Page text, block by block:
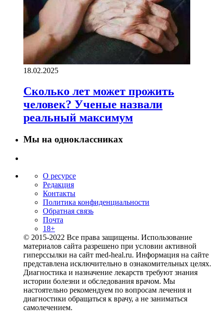
18.02.2025
Сколько лет может прожить
человек? Ученые назвали
реальный максимум
Мы на одноклассниках
О ресурсе
Редакция
Контакты
Политика конфиденциальности
Обратная связь
Почта
18+
© 2015-2022 Все права защищены. Использование
материалов сайта разрешено при условии активной
гиперссылки на сайт med-heal.ru. Информация на сайте
представлена исключительно в ознакомительных целях.
Диагностика и назначение лекарств требуют знания
истории болезни и обследования врачом. Мы
настоятельно рекомендуем по вопросам лечения и
диагностики обращаться к врачу, а не заниматься
самолечением.